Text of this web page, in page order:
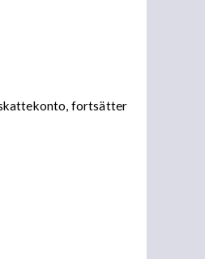
skattekonto, fortsätter